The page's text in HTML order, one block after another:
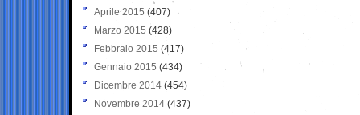
Aprile 2015 (407)
Marzo 2015 (428)
Febbraio 2015 (417)
Gennaio 2015 (434)
Dicembre 2014 (454)
Novembre 2014 (437)